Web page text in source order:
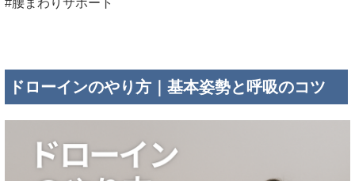
#腰まわりサポート
ドローインのやり方｜基本姿勢と呼吸のコツ